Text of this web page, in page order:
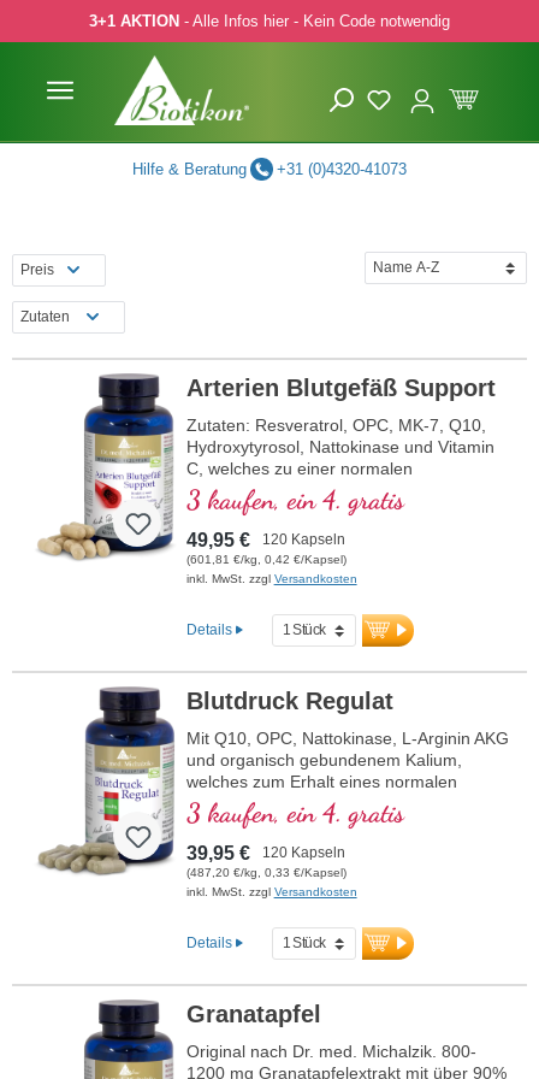
Hauptinhalt springen
Zur Suche springen
Zur Hauptnavigation springen
3+1 AKTION - Alle Infos hier - Kein Code notwendig
Hilfe & Beratung +31 (0)4320-41073
Preis
Zutaten
Arterien Blutgefäß Support
Zutaten: Resveratrol, OPC, MK-7, Q10,
Hydroxytyrosol, Nattokinase und Vitamin
C, welches zu einer normalen
Kollagenbildung für eine normale Funktion
der Blutgefäße beiträgt. Die B-Vitamine
liegen in bioaktiver Form vor.
3 kaufen, ein 4. gratis
49,95 € 120 Kapseln
(601,81 €/kg, 0,42 €/Kapsel)
inkl. MwSt. zzgl Versandkosten
Details
Blutdruck Regulat
Mit Q10, OPC, Nattokinase, L-Arginin AKG
und organisch gebundenem Kalium,
welches zum Erhalt eines normalen
Blutdrucks beiträgt.
3 kaufen, ein 4. gratis
39,95 € 120 Kapseln
(487,20 €/kg, 0,33 €/Kapsel)
inkl. MwSt. zzgl Versandkosten
Details
Granatapfel
Original nach Dr. med. Michalzik. 800-
1200 mg Granatapfelextrakt mit über 90%